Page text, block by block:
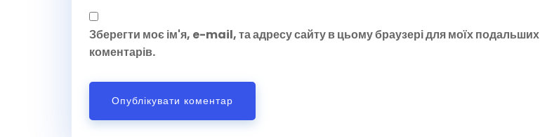
Зберегти моє ім'я, e-mail, та адресу сайту в цьому браузері для моїх подальших
коментарів.